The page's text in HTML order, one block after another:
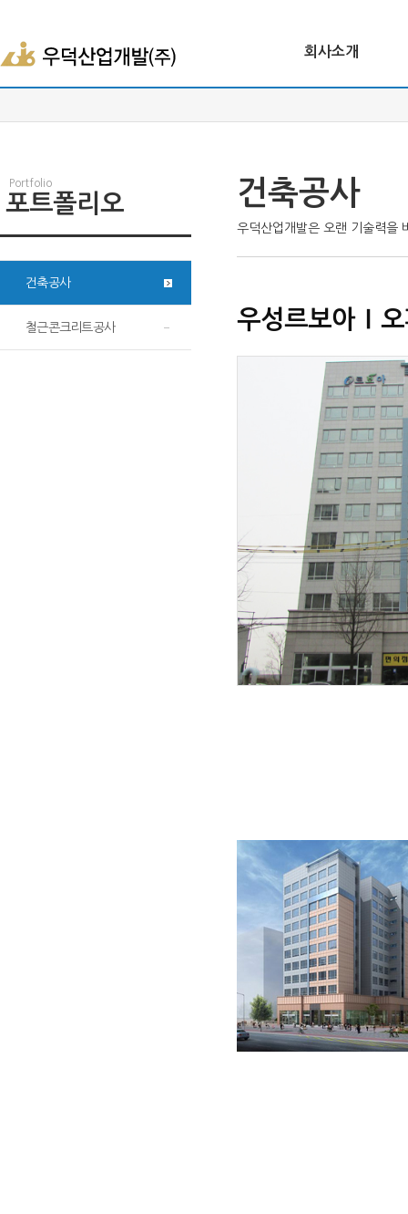
회사소개
Portfolio
포트폴리오
건축공사
철근콘크리트공사
건축공사
우덕산업개발은 오랜 기술력을
우성르보아Ⅰ오